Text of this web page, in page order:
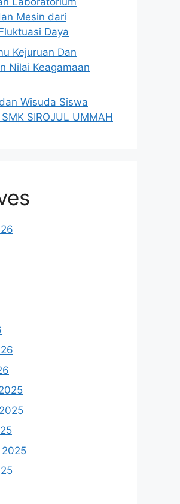
Mesin dari
Daya
Kejuruan Dan
Nilai Keagamaan
Wisuda Siswa
SIROJUL UMMAH